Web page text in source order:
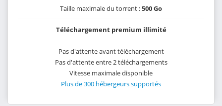
Taille maximale du torrent :500 Go
Téléchargement premium illimité
Pas d'attente avant téléchargement
Pas d'attente entre 2 téléchargements
Vitesse maximale disponible
Plus de 300 hébergeurs supportés